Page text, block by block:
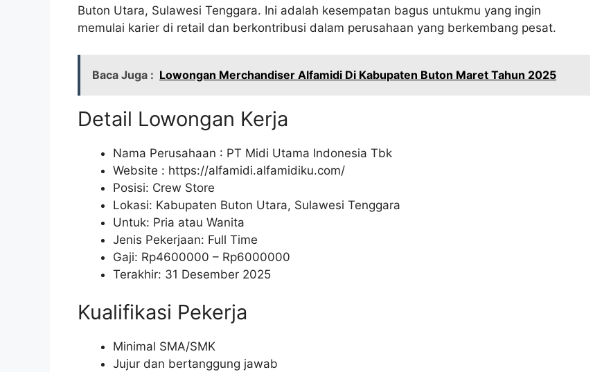
Buton Utara, Sulawesi Tenggara. Ini adalah kesempatan bagus untukmu yang ingin
memulai karier di retail dan berkontribusi dalam perusahaan yang berkembang pesat.
Baca Juga : Lowongan Merchandiser Alfamidi Di Kabupaten Buton Maret Tahun 2025
Detail Lowongan Kerja
Nama Perusahaan : PT Midi Utama Indonesia Tbk
Website : https://alfamidi.alfamidiku.com/
Posisi: Crew Store
Lokasi: Kabupaten Buton Utara, Sulawesi Tenggara
Untuk: Pria atau Wanita
Jenis Pekerjaan: Full Time
Gaji: Rp4600000 – Rp6000000
Terakhir: 31 Desember 2025
Kualifikasi Pekerja
Minimal SMA/SMK
Jujur dan bertanggung jawab